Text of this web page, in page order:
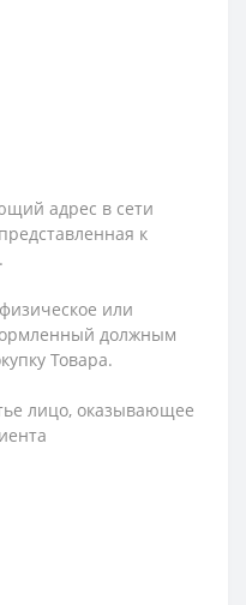
адрес в сети
к
или
должным
Товара.
лицо, оказывающее